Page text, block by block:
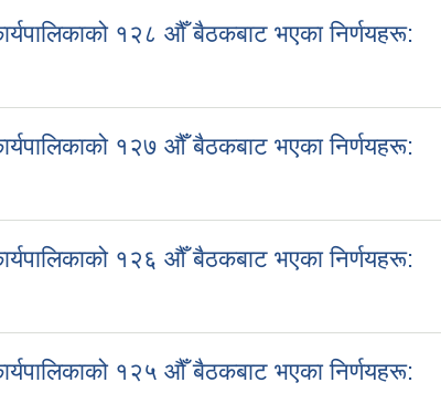
१२८ औँ बैठकबाट भएका निर्णयहरू:
१२७ औँ बैठकबाट भएका निर्णयहरू:
१२६ औँ बैठकबाट भएका निर्णयहरू:
१२५ औँ बैठकबाट भएका निर्णयहरू: